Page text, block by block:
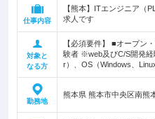
仕事内容
【熊本】ITエンジニア（
求人です
対象と
なる方
【必須要件】 ■オープン
験者 ※web及びC/S開発
r）、OS（Windows、
勤務地
熊本県 熊本市中央区南